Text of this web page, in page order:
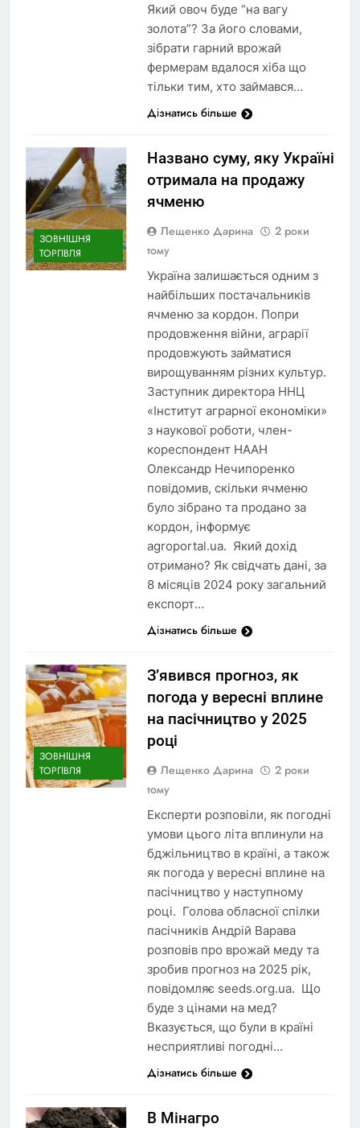
Який овоч буде “на вагу
золота”? За його словами,
зібрати гарний врожай
фермерам вдалося хіба що
тільки тим, хто займався…
Дізнатись більше
ЗОВНІШНЯ
ТОРГІВЛЯ
Названо суму, яку Україні
отримала на продажу
ячменю
Лещенко Дарина
2 роки
тому
Україна залишається одним з
найбільших постачальників
ячменю за кордон. Попри
продовження війни, аграрії
продовжують займатися
вирощуванням різних культур.
Заступник директора ННЦ
«Інститут аграрної економіки»
з наукової роботи, член-
кореспондент НААН
Олександр Нечипоренко
повідомив, скільки ячменю
було зібрано та продано за
кордон, інформує
agroportal.ua. Який дохід
отримано? Як свідчать дані, за
8 місяців 2024 року загальний
експорт…
Дізнатись більше
ЗОВНІШНЯ
ТОРГІВЛЯ
З’явився прогноз, як
погода у вересні вплине
на пасічництво у 2025
році
Лещенко Дарина
2 роки
тому
Експерти розповіли, як погодні
умови цього літа вплинули на
бджільництво в країні, а також
як погода у вересні вплине на
пасічництво у наступному
році. Голова обласної спілки
пасічників Андрій Варава
розповів про врожай меду та
зробив прогноз на 2025 рік,
повідомляє seeds.org.ua. Що
буде з цінами на мед?
Вказується, що були в країні
несприятливі погодні…
Дізнатись більше
В Мінагро